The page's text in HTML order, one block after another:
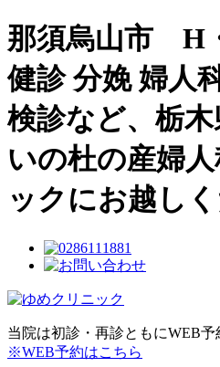
那須烏山市 H
健診 分娩 婦人
検診など、栃
いの杜の産婦
ックにお越し
当院は初診・再診ともにWEB予
※WEB予約はこちら